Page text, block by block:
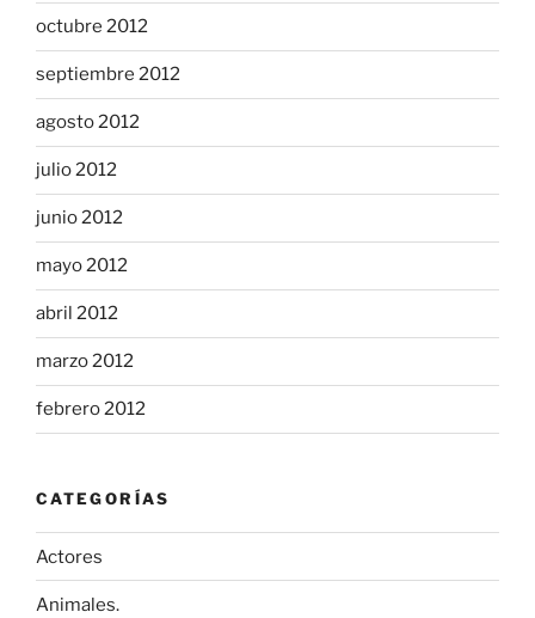
octubre 2012
septiembre 2012
agosto 2012
julio 2012
junio 2012
mayo 2012
abril 2012
marzo 2012
febrero 2012
CATEGORÍAS
Actores
Animales.